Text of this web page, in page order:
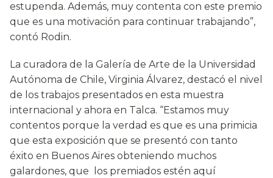
estupenda. Además, muy contenta con este premio
que es una motivación para continuar trabajando”,
contó Rodin.
La curadora de la Galería de Arte de la Universidad
Autónoma de Chile, Virginia Álvarez, destacó el nivel
de los trabajos presentados en esta muestra
internacional y ahora en Talca. “Estamos muy
contentos porque la verdad es que es una primicia
que esta exposición que se presentó con tanto
éxito en Buenos Aires obteniendo muchos
galardones, que los premiados estén aquí